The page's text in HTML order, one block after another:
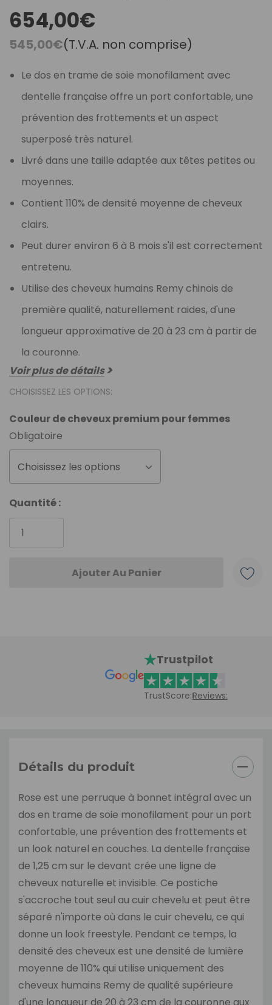
654,00€
545,00€(T.V.A. non comprise)
Le dos en trame de soie monofilament avec
dentelle française offre un port confortable, une
prévention des frottements et un aspect
superposé très naturel.
Livré dans une taille adaptée aux têtes petites ou
moyennes.
Contient 110% de densité moyenne de cheveux
clairs.
Peut durer environ 6 à 8 mois s'il est correctement
entretenu.
Utilise des cheveux humains Remy chinois de
première qualité, naturellement raides, d'une
longueur approximative de 20 à 23 cm à partir de
la couronne.
Voir plus de détails
CHOISISSEZ LES OPTIONS:
Couleur de cheveux premium pour femmes
Obligatoire
Choisissez les options
Stock
actuel
Quantité :
Trustpilot
TrustScore:Reviews:
Détails du produit
Rose est une perruque à bonnet intégral avec un
dos en trame de soie monofilament pour un port
confortable, une prévention des frottements et
un look naturel en couches. La dentelle française
de 1,25 cm sur le devant crée une ligne de
cheveux naturelle et invisible. Ce postiche
s'accroche tout seul au cuir chevelu et peut être
séparé n'importe où dans le cuir chevelu, ce qui
donne un look freestyle. Pendant ce temps, la
densité des cheveux est une densité de lumière
moyenne de 110% qui utilise uniquement des
cheveux humains Remy de qualité supérieure
d'une longueur de 20 à 23 cm de la couronne aux